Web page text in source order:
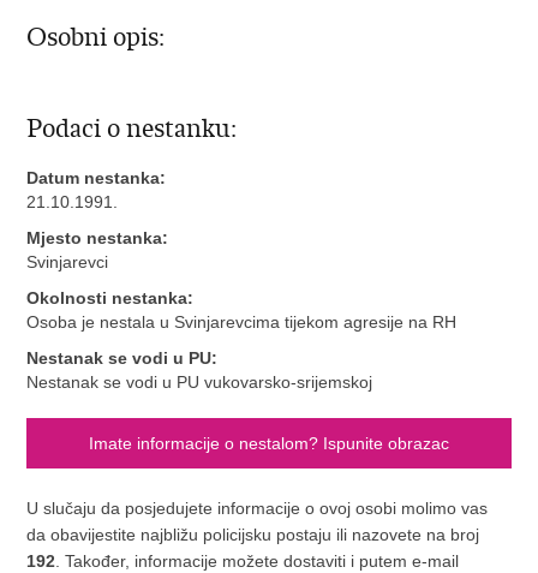
Osobni opis:
Podaci o nestanku:
Datum nestanka:
21.10.1991.
Mjesto nestanka:
Svinjarevci
Okolnosti nestanka:
Osoba je nestala u Svinjarevcima tijekom agresije na RH
Nestanak se vodi u PU:
Nestanak se vodi u PU vukovarsko-srijemskoj
Imate informacije o nestalom? Ispunite obrazac
U slučaju da posjedujete informacije o ovoj osobi molimo vas
da obavijestite najbližu policijsku postaju ili nazovete na broj
192 . Također, informacije možete dostaviti i putem e-mail